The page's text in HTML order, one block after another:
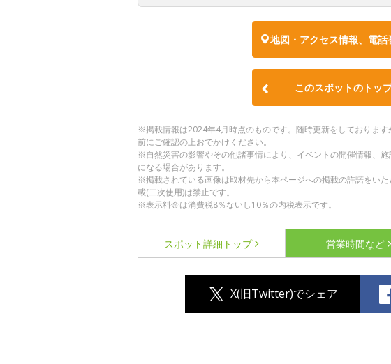
地図・アクセス情報、電話
このスポットのトッ
※掲載情報は2024年4月時点のものです。随時更新をしておりま
前にご確認の上おでかけください。
※自然災害の影響やその他諸事情により、イベントの開催情報、
になる場合があります。
※掲載されている画像は取材先から本ページへの掲載の許諾をい
載(二次使用)は禁止です。
※表示料金は消費税8％ないし10％の内税表示です。
スポット詳細 トップ 営業時間など
X(旧Twitter)でシェア